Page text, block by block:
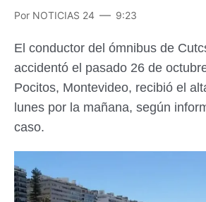
Por NOTICIAS 24 9:23
El conductor del ómnibus de
accidentó el pasado 26 de
Pocitos, Montevideo, recibió el
lunes por la mañana, según
caso.